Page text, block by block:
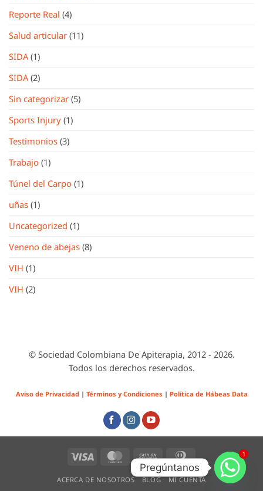
Reporte Real (4)
Salud articular (11)
SIDA(1)
SIDA(2)
Sin categorizar (5)
Sports Injury (1)
Testimonios (3)
Trabajo (1)
Túnel del Carpo (1)
uñas (1)
Uncategorized (1)
Veneno de abejas (8)
VIH (1)
VIH (2)
© Sociedad Colombiana De Apiterapia, 2012 - 2026.
Todos los derechos reservados.
Aviso de Privacidad| Términos y Condiciones | Política de Hábeas Data
MasterCard Cash
On
Delivery
Dinners
Club
ACERCA DE NOSOTROS BLOG MI CUENTA
1
Pregúntanos